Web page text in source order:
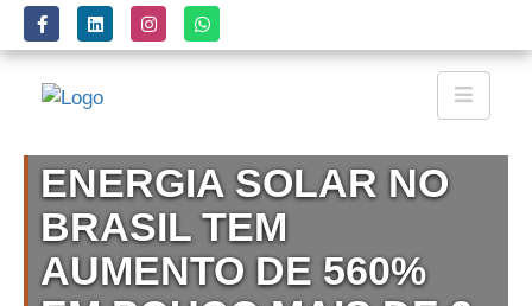
ENERGIA SOLAR NO
BRASIL TEM
AUMENTO DE 560%